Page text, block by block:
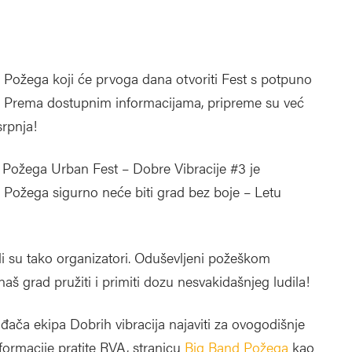
koji će prvoga dana otvoriti Fest s potpuno
dostupnim informacijama, pripreme su već
Urban Fest – Dobre Vibracije #3 je
sigurno neće biti grad bez boje – Letu
tako organizatori. Oduševljeni požeškom
grad pružiti i primiti dozu nesvakidašnjeg ludila!
ekipa Dobrih vibracija najaviti za ovogodišnje
pratite RVA, stranicu Big Band Požega kao